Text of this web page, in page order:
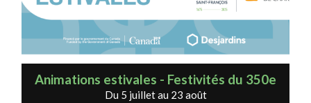
Animations estivales - Festivités du 350e
Du 5 juillet au 23 août